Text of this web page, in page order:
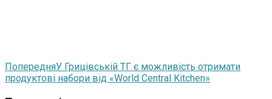
ПопередняУ Грицівській ТГ є можливість отримати
продуктові набори від «World Central Kitchen»